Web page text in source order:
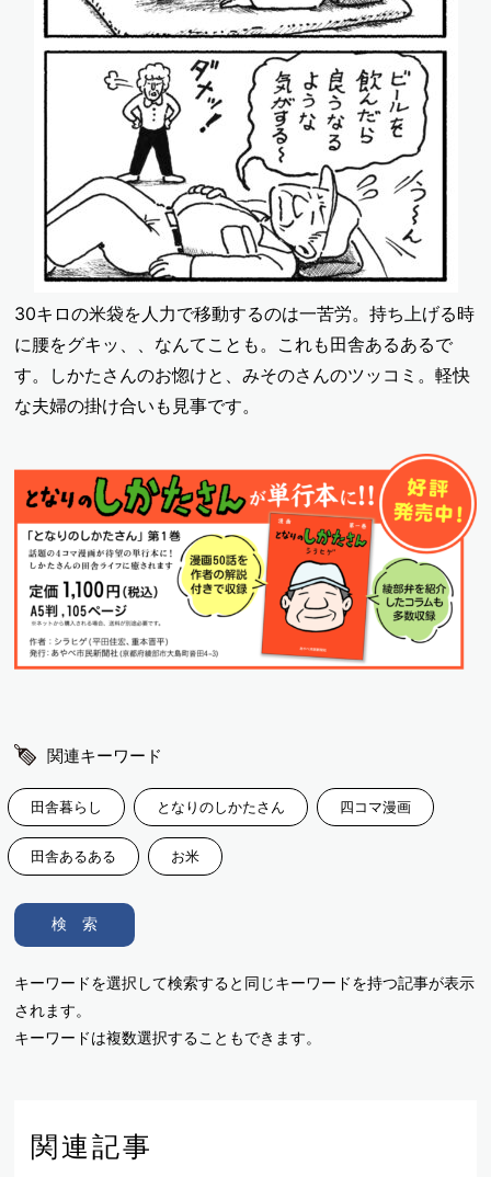
30キロの米袋を人力で移動するのは一苦労。持ち上げる時
に腰をグキッ、、なんてことも。これも田舎あるあるで
す。しかたさんのお惚けと、みそのさんのツッコミ。軽快
な夫婦の掛け合いも見事です。
関連キーワード
田舎暮らし となりのしかたさん 四コマ漫画
田舎あるある お米
キーワードを選択して検索すると同じキーワードを持つ記事が表示
されます。
キーワードは複数選択することもできます。
検 索
関連記事